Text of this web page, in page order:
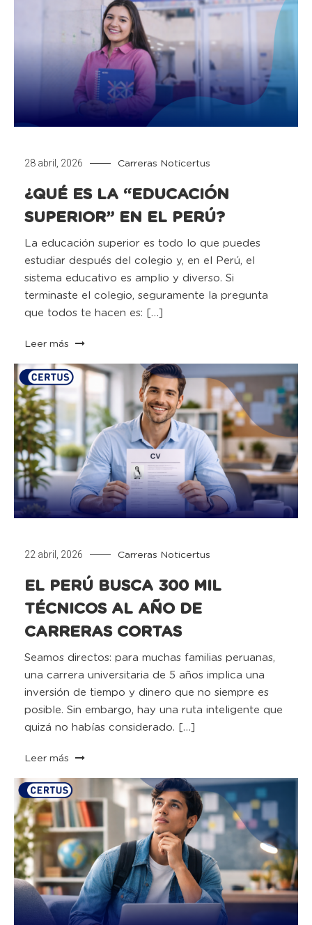
28 abril, 2026 Carreras Noticertus
¿QUÉ ES LA “EDUCACIÓN
SUPERIOR” EN EL PERÚ?
La educación superior es todo lo que puedes
estudiar después del colegio y, en el Perú, el
sistema educativo es amplio y diverso. Si
terminaste el colegio, seguramente la pregunta
que todos te hacen es: […]
Leer más
22 abril, 2026 Carreras Noticertus
EL PERÚ BUSCA 300 MIL
TÉCNICOS AL AÑO DE
CARRERAS CORTAS
Seamos directos: para muchas familias peruanas,
una carrera universitaria de 5 años implica una
inversión de tiempo y dinero que no siempre es
posible. Sin embargo, hay una ruta inteligente que
quizá no habías considerado. […]
Leer más